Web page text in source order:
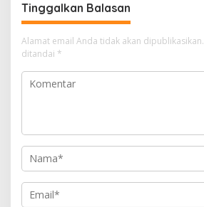
Tinggalkan Balasan
Alamat email Anda tidak akan dipublikasikan.
ditandai *